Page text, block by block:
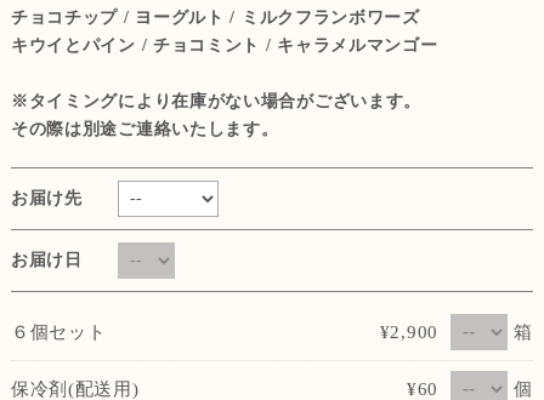
チョコチップ / ヨーグルト / ミルクフランボワーズ
キウイとパイン / チョコミント / キャラメルマンゴー
※タイミングにより在庫がない場合がございます。
その際は別途ご連絡いたします。
お届け先
お届け日
６個セット ¥2,900 箱
保冷剤(配送用) ¥60 個